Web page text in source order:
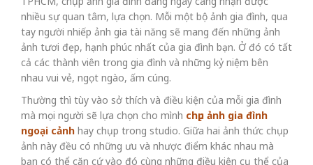
nhiều sự quan tâm, lựa chọn. Mỗi một bộ ảnh gia đình, qua
tay người nhiếp ảnh gia tài năng sẽ mang đến những ảnh
ảnh tươi đẹp, hạnh phúc nhất của gia đình bạn. Ở đó có tất
cả các thành viên trong gia đình và những kỷ niệm bên
nhau vui vẻ, ngọt ngào, ấm cúng.
Thường thì tùy vào sở thích và điều kiện của mỗi gia đình
mà mọi người sẽ lựa chọn cho mình chụp ảnh gia đình
ngoại cảnh hay chụp trong studio. Giữa hai ảnh thức chụp
ảnh này đều có những ưu và nhược điểm khác nhau mà
bạn có thể căn cứ vào đó cùng những điều kiện cụ thể của